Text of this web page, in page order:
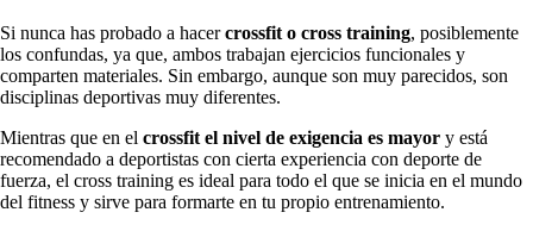
Si nunca has probado a hacercrossfit o cross training, posiblemente
los confundas, ya que, ambos trabajan ejercicios funcionales y
comparten materiales. Sin embargo, aunque son muy parecidos, son
disciplinas deportivas muy diferentes.
Mientras que en el crossfit el nivel de exigencia es mayor y está
recomendado a deportistas con cierta experiencia con deporte de
fuerza, el cross training es ideal para todo el que se inicia en el mundo
del fitness y sirve para formarte en tu propio entrenamiento.